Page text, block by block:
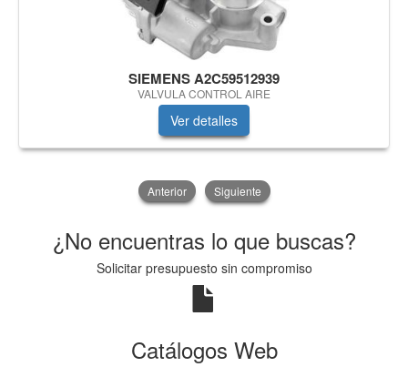
SIEMENS A2C59512939
VALVULA CONTROL AIRE
Ver detalles
Anterior Siguiente
¿No encuentras lo que buscas?
Solicitar presupuesto sin compromiso
Catálogos Web